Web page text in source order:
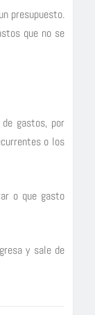
presupuesto.
que no se
gastos, por
o los
o que gasto
y sale de